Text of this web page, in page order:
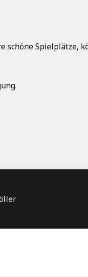
schöne Spielplätze,